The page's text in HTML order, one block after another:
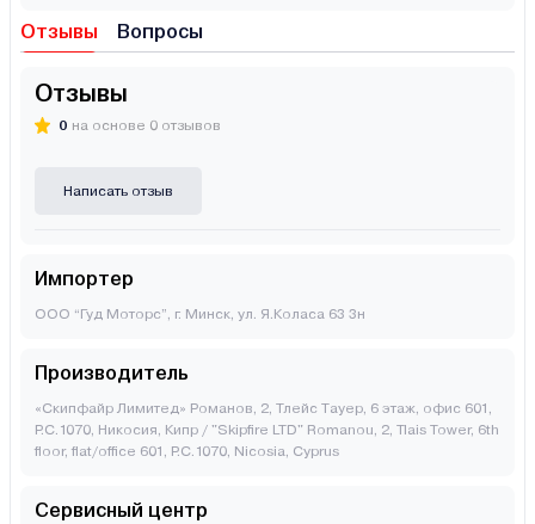
Отзывы Вопросы
Отзывы
0 на основе 0 отзывов
Написать отзыв
Импортер
ООО “Гуд Моторс”, г. Минск, ул. Я.Коласа 63 3н
Производитель
«Скипфайр Лимитед» Романов, 2, Тлейс Тауер, 6 этаж, офис 601,
P.C.1070, Никосия, Кипр / "Skipfire LTD" Romanou, 2, Tlais Tower, 6th
floor, flat/office 601, P.C.1070, Nicosia, Cyprus
Сервисный центр